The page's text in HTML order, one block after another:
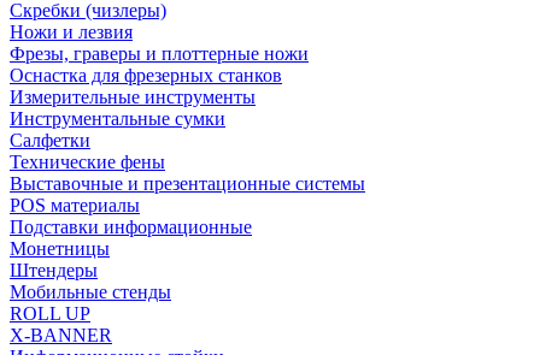
Скребки (чизлеры)
Ножи и лезвия
Фрезы, граверы и плоттерные ножи
Оснастка для фрезерных станков
Измерительные инструменты
Инструментальные сумки
Салфетки
Технические фены
Выставочные и презентационные системы
POS материалы
Подставки информационные
Монетницы
Штендеры
Мобильные стенды
ROLL UP
X-BANNER